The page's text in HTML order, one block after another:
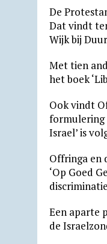
De
Dat vindt
Wijk bij
Met tien
het boek
Ook vindt
formulering
Israel’ is
Offringa en
‘Op Goed
Een aparte
de